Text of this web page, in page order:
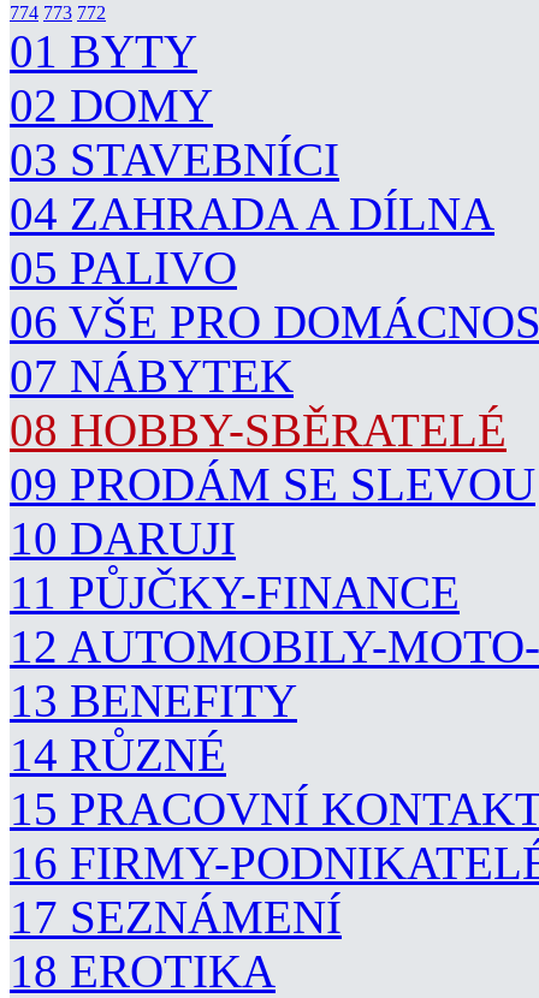
774 773 772
01 BYTY
02 DOMY
03 STAVEBNÍCI
04 ZAHRADA A DÍLNA
05 PALIVO
06 VŠE PRO
07 NÁBYTEK
08 HOBBY-SBĚRATELÉ
09 PRODÁM SE SLEVOU
10 DARUJI
11 PŮJČKY-FINANCE
12 AUTOMOBILY-
13 BENEFITY
14 RŮZNÉ
15 PRACOVNÍ
16 FIRMY-
17 SEZNÁMENÍ
18 EROTIKA